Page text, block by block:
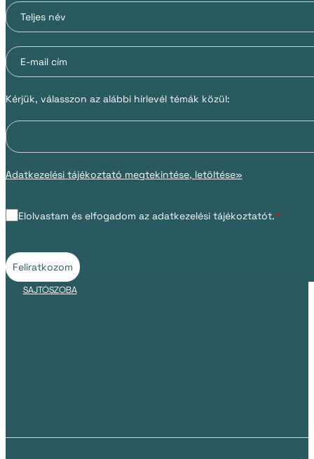
Kérjük, válasszon az alábbi hírlevél témák közül:
Adatkezelési tájékoztató megtekintése, letöltése»
Elolvastam és elfogadom az adatkezelési tájékoztatót.*
Feliratkozom
SAJTÓSZOBA